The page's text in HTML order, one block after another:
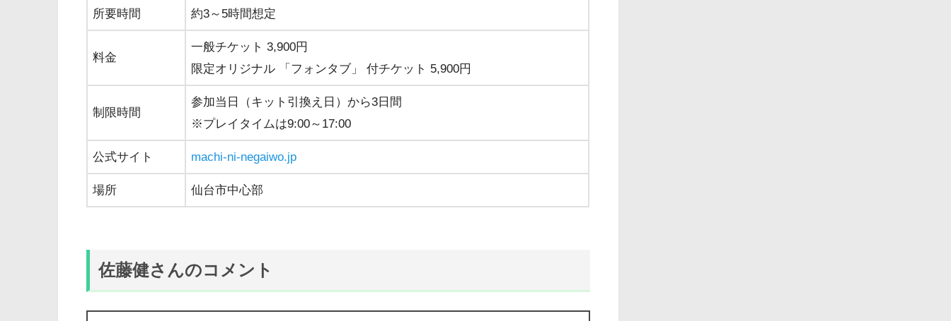
所要時間 約3～5時間想定
料金
一般チケット 3,900円
限定オリジナル 「フォンタブ」 付チケット 5,900円
制限時間
参加当日（キット引換え日）から3日間
※プレイタイムは9:00～17:00
公式サイト machi-ni-negaiwo.jp
場所 仙台市中心部
佐藤健さんのコメント